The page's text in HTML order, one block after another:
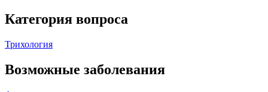
Категория вопроса
Трихология
Возможные заболевания